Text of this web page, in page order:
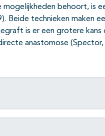
mogelijkheden behoort, is
Beide technieken maken
is er een grotere kans
anastomose (Spector,